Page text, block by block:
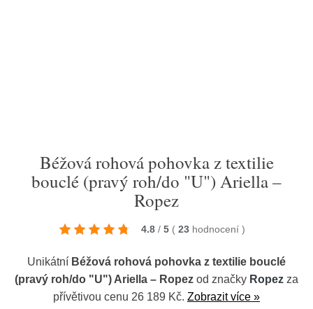
Béžová rohová pohovka z textilie
bouclé (pravý roh/do "U") Ariella –
Ropez
4.8 / 5 ( 23 hodnocení )
Unikátní Béžová rohová pohovka z textilie bouclé
(pravý roh/do "U") Ariella – Ropez od značky Ropez za
přívětivou cenu 26 189 Kč. Zobrazit více »